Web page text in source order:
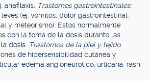
anafilaxis. Trastornos gastrointestinales:
(ej. vómitos, dolor gastrointestinal,
y meteorismo). Estos normalmente
con la toma de la dosis durante las
dosis. Trastornos de la piel y tejido
de hipersensibilidad cutánea y
edema angioneurótico, urticaria, rash